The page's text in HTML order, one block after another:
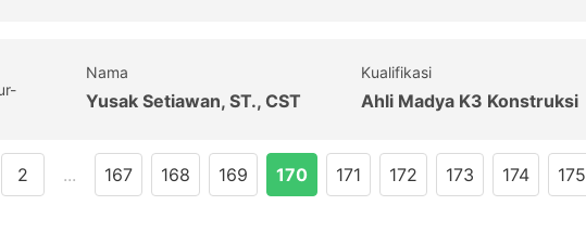
Nama
Yusak Setiawan, ST., CST
Kualifikasi
Ahli Madya K3 Konstruksi
2 ... 167 168 169 170 171 172 173 174 175